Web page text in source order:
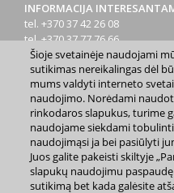
INFORMACIJA
tel. +370 37 42 26 08
tel. +370 37 77 76 66
tel. +370 660 07000
el. p.info@kaunas.lt
2023 m. Kauno miesto
www.kaunas.lt skelbiamą
Šioje svetainėje naudojami
sutikimas nereikalingas dėl
mums valdyti interneto
naudojimo. Norėdami
rinkodaros slapukus, turime
naudojame siekdami
naudojimąsi ja bei pasiūlyti
Juos galite pakeisti skiltyje
slapukų naudojimu paspaudę
sutikimą bet kada galėsite